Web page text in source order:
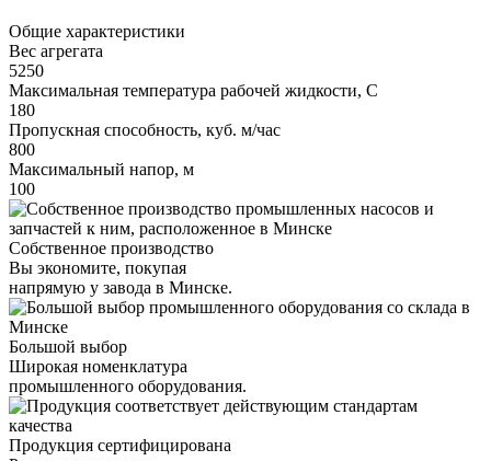
Общие характеристики
Вес агрегата
5250
Максимальная температура рабочей жидкости, C
180
Пропускная способность, куб. м/час
800
Максимальный напор, м
100
Собственное производство
Вы экономите, покупая
напрямую у завода в Минске.
Большой выбор
Широкая номенклатура
промышленного оборудования.
Продукция сертифицирована